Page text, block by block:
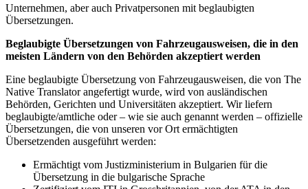
Unternehmen, aber auch Privatpersonen mit beglaubigten
Übersetzungen.
Beglaubigte Übersetzungen von Fahrzeugausweisen, die in den
meisten Ländern von den Behörden akzeptiert werden
Eine beglaubigte Übersetzung von Fahrzeugausweisen, die von The
Native Translator angefertigt wurde, wird von ausländischen
Behörden, Gerichten und Universitäten akzeptiert. Wir liefern
beglaubigte/amtliche oder – wie sie auch genannt werden – offizielle
Übersetzungen, die von unseren vor Ort ermächtigten
Übersetzenden ausgeführt werden:
Ermächtigt vom Justizministerium in Bulgarien für die
Übersetzung in die bulgarische Sprache